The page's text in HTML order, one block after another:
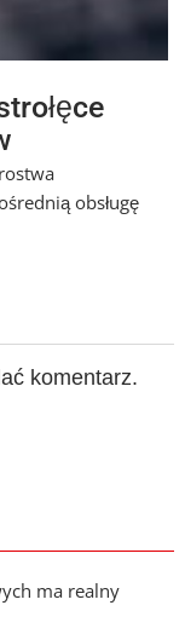
obsługę
komentarz.
ma realny